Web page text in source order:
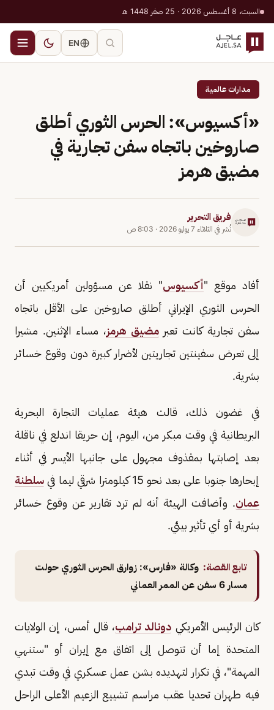
السبت، 8 أغسطس 2026 · 25 صفر 1448 هـ
EN
مدارات عالمية
«أكسيوس»: الحرس الثوري أطلق
صاروخين باتجاه سفن تجارية في
مضيق هرمز
فريق التحرير
نُشر في الثلاثاء 7 يوليو 2026 · 8:03 ص
أفاد موقع "أكسيوس" نقلا عن مسؤولين أمريكيين أن
الحرس الثوري الإيراني أطلق صاروخين على الأقل باتجاه
سفن تجارية كانت تعبرمضيق هرمز، مساء الإثنين. مشيرا
إلى تعرض سفينتين تجاريتين لأضرار كبيرة دون وقوع خسائر
بشرية.
في غضون ذلك، قالت ‌هيئة عمليات التجارة البحرية
البريطانية في وقت مبكر من، اليوم، إن حريقا اندلع في ناقلة
بعد إصابتها بمقذوف مجهول على جانبها الأيسر في أثناء
إبحارها جنوبا على بعد نحو 15 كيلومترا شرقي ليما في
سلطنة
عمان. وأضافت الهيئة أنه لم ترد تقارير عن ​وقوع خسائر
بشرية أو أي تأثير بيئي.
تابع القصة: وكالة «فارس»: زوارق الحرس الثوري حولت
مسار 6 سفن عن الممر العماني
كان الرئيس الأمريكي دونالد ترامب، قال أمس، إن الولايات
‌المتحدة إما ⁠أن تتوصل إلى اتفاق مع إيران أو "ستنهي
المهمة"، في تكرار لتهديده بشن عمل عسكري في وقت تبدي
فيه طهران تحديا عقب مراسم تشييع الزعيم الأعلى الراحل